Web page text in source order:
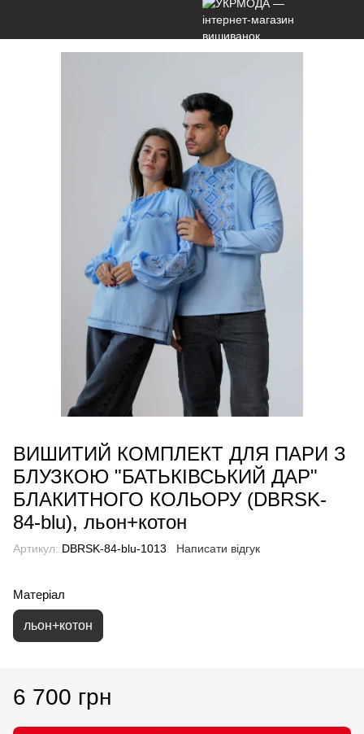
ВИШИТИЙ КОМПЛЕКТ ДЛЯ ПАРИ З
БЛУЗКОЮ "БАТЬКІВСЬКИЙ ДАР"
БЛАКИТНОГО КОЛЬОРУ (DBRSK-
84-blu), льон+котон
Артикул: DBRSK-84-blu-1013 Написати відгук
Матеріал
льон+котон
6 700 грн